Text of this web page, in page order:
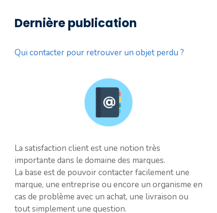
Dernière publication
Qui contacter pour retrouver un objet perdu ?
La satisfaction client est une notion très
importante dans le domaine des marques.
La base est de pouvoir contacter facilement une
marque, une entreprise ou encore un organisme en
cas de problème avec un achat, une livraison ou
tout simplement une question.